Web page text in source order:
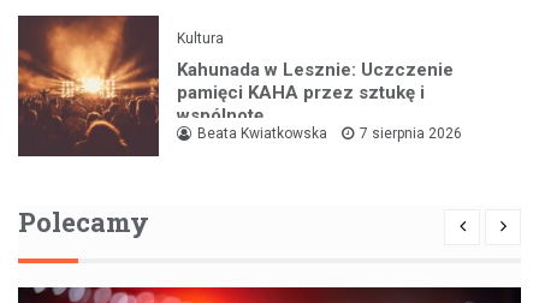
Kultura
Kahunada w Lesznie: Uczczenie
pamięci KAHA przez sztukę i
wspólnotę
Beata Kwiatkowska 7 sierpnia 2026
Polecamy